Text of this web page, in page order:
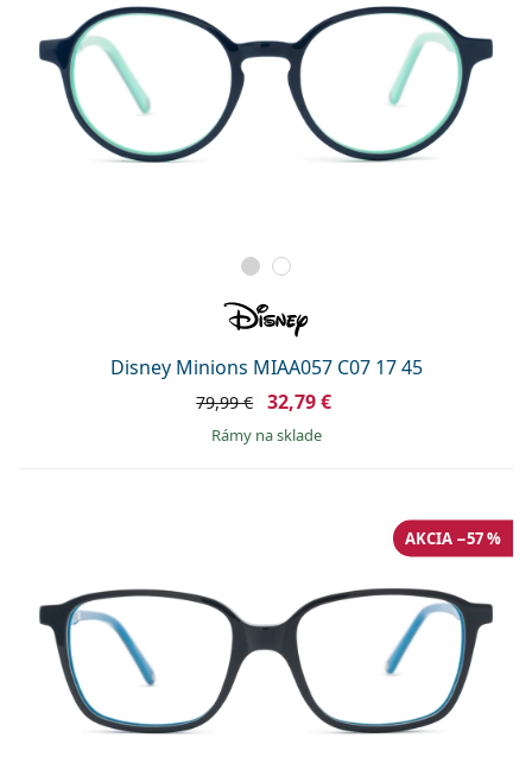
Disney Minions MIAA057 C07 17 45
79,99 € 32,79 €
rámy na sklade
AKCIA −57 %